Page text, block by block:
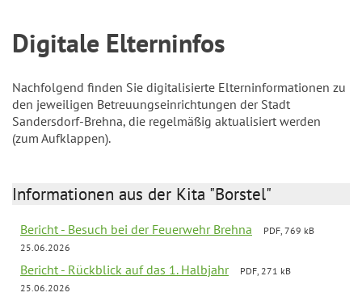
Digitale Elterninfos
Nachfolgend finden Sie digitalisierte Elterninformationen zu
den jeweiligen Betreuungseinrichtungen der Stadt
Sandersdorf-Brehna, die regelmäßig aktualisiert werden
(zum Aufklappen).
Informationen aus der Kita "Borstel"
Bericht - Besuch bei der Feuerwehr Brehna
PDF, 769 kB
25.06.2026
Bericht - Rückblick auf das 1. Halbjahr
PDF, 271 kB
25.06.2026